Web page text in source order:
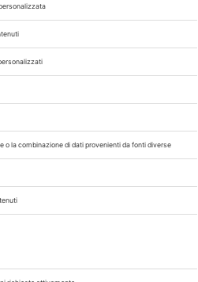
| P.iva 08056040960
Viale Enrico Forlanini 21 -
Milano n° 5578/2022 del